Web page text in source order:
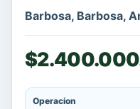
Barbosa, Barbosa,
Operacion